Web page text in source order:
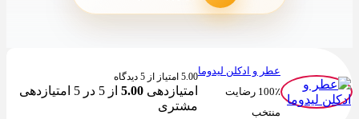
عطر و ادکلن لیدوما
100٪ رضایت
منتخب
5.00 امتیاز از 5 دیدگاه
امتیازدهی5.00 از 5 در 5 امتیازدهی
مشتری